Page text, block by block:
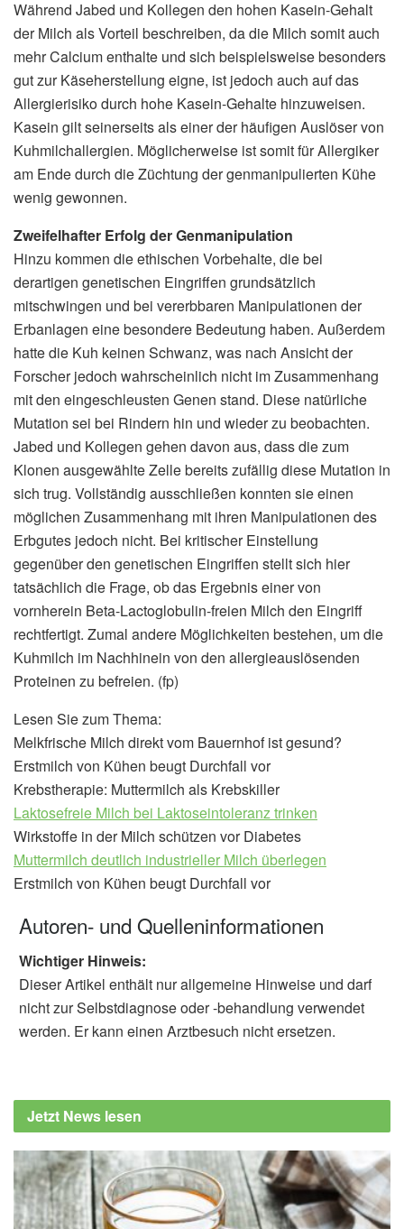
Während Jabed und Kollegen den hohen Kasein-Gehalt
der Milch als Vorteil beschreiben, da die Milch somit auch
mehr Calcium enthalte und sich beispielsweise besonders
gut zur Käseherstellung eigne, ist jedoch auch auf das
Allergierisiko durch hohe Kasein-Gehalte hinzuweisen.
Kasein gilt seinerseits als einer der häufigen Auslöser von
Kuhmilchallergien. Möglicherweise ist somit für Allergiker
am Ende durch die Züchtung der genmanipulierten Kühe
wenig gewonnen.
Zweifelhafter Erfolg der Genmanipulation
Hinzu kommen die ethischen Vorbehalte, die bei
derartigen genetischen Eingriffen grundsätzlich
mitschwingen und bei vererbbaren Manipulationen der
Erbanlagen eine besondere Bedeutung haben. Außerdem
hatte die Kuh keinen Schwanz, was nach Ansicht der
Forscher jedoch wahrscheinlich nicht im Zusammenhang
mit den eingeschleusten Genen stand. Diese natürliche
Mutation sei bei Rindern hin und wieder zu beobachten.
Jabed und Kollegen gehen davon aus, dass die zum
Klonen ausgewählte Zelle bereits zufällig diese Mutation in
sich trug. Vollständig ausschließen konnten sie einen
möglichen Zusammenhang mit ihren Manipulationen des
Erbgutes jedoch nicht. Bei kritischer Einstellung
gegenüber den genetischen Eingriffen stellt sich hier
tatsächlich die Frage, ob das Ergebnis einer von
vornherein Beta-Lactoglobulin-freien Milch den Eingriff
rechtfertigt. Zumal andere Möglichkeiten bestehen, um die
Kuhmilch im Nachhinein von den allergieauslösenden
Proteinen zu befreien. (fp)
Lesen Sie zum Thema:
Melkfrische Milch direkt vom Bauernhof ist gesund?
Erstmilch von Kühen beugt Durchfall vor
Krebstherapie: Muttermilch als Krebskiller
Laktosefreie Milch bei Laktoseintoleranz trinken
Wirkstoffe in der Milch schützen vor Diabetes
Muttermilch deutlich industrieller Milch überlegen
Erstmilch von Kühen beugt Durchfall vor
Autoren- und Quelleninformationen
Wichtiger Hinweis:
Dieser Artikel enthält nur allgemeine Hinweise und darf
nicht zur Selbstdiagnose oder -behandlung verwendet
werden. Er kann einen Arztbesuch nicht ersetzen.
Jetzt News lesen